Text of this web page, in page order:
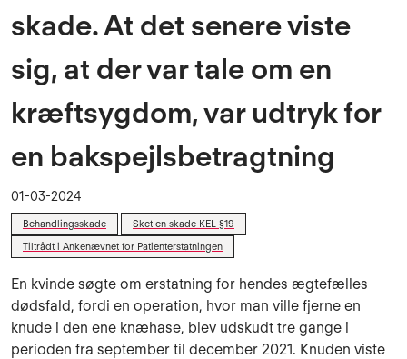
skade. At det senere viste
sig, at der var tale om en
kræftsygdom, var udtryk for
en bakspejlsbetragtning
01-03-2024
Behandlingsskade
Sket en skade KEL §19
Tiltrådt i Ankenævnet for Patienterstatningen
En kvinde søgte om erstatning for hendes ægtefælles
dødsfald, fordi en operation, hvor man ville fjerne en
knude i den ene knæhase, blev udskudt tre gange i
perioden fra september til december 2021. Knuden viste